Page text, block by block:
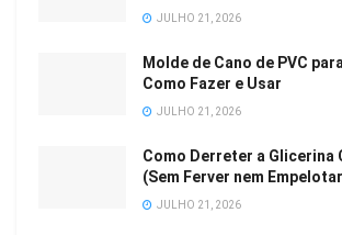
JULHO 21, 2026
Molde de Cano de PVC
Como Fazer e Usar
JULHO 21, 2026
Como Derreter a Glicerina
(Sem Ferver nem
JULHO 21, 2026